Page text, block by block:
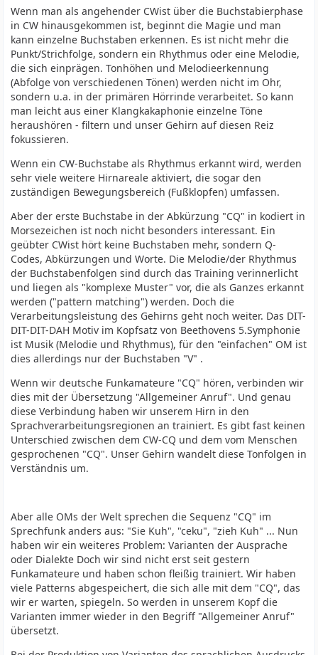
Wenn man als angehender CWist über die Buchstabierphase
in CW hinausgekommen ist, beginnt die Magie und man
kann einzelne Buchstaben erkennen. Es ist nicht mehr die
Punkt/Strichfolge, sondern ein Rhythmus oder eine Melodie,
die sich einprägen. Tonhöhen und Melodieerkennung
(Abfolge von verschiedenen Tönen) werden nicht im Ohr,
sondern u.a. in der primären Hörrinde verarbeitet. So kann
man leicht aus einer Klangkakaphonie einzelne Töne
heraushören - filtern und unser Gehirn auf diesen Reiz
fokussieren.
Wenn ein CW-Buchstabe als Rhythmus erkannt wird, werden
sehr viele weitere Hirnareale aktiviert, die sogar den
zuständigen Bewegungsbereich (Fußklopfen) umfassen.
Aber der erste Buchstabe in der Abkürzung "CQ" in kodiert in
Morsezeichen ist noch nicht besonders interessant. Ein
geübter CWist hört keine Buchstaben mehr, sondern Q-
Codes, Abkürzungen und Worte. Die Melodie/der Rhythmus
der Buchstabenfolgen sind durch das Training verinnerlicht
und liegen als "komplexe Muster" vor, die als Ganzes erkannt
werden ("pattern matching") werden. Doch die
Verarbeitungsleistung des Gehirns geht noch weiter. Das DIT-
DIT-DIT-DAH Motiv im Kopfsatz von Beethovens 5.Symphonie
ist Musik (Melodie und Rhythmus), für den "einfachen" OM ist
dies allerdings nur der Buchstaben "V" .
Wenn wir deutsche Funkamateure "CQ" hören, verbinden wir
dies mit der Übersetzung "Allgemeiner Anruf". Und genau
diese Verbindung haben wir unserem Hirn in den
Sprachverarbeitungsregionen an trainiert. Es gibt fast keinen
Unterschied zwischen dem CW-CQ und dem vom Menschen
gesprochenen "CQ". Unser Gehirn wandelt diese Tonfolgen in
Verständnis um.
Aber alle OMs der Welt sprechen die Sequenz "CQ" im
Sprechfunk anders aus: "Sie Kuh", "ceku", "zieh Kuh" ... Nun
haben wir ein weiteres Problem: Varianten der Ausprache
oder Dialekte Doch wir sind nicht erst seit gestern
Funkamateure und haben schon fleißig trainiert. Wir haben
viele Patterns abgespeichert, die sich alle mit dem "CQ", das
wir er warten, spiegeln. So werden in unserem Kopf die
Varianten immer wieder in den Begriff "Allgemeiner Anruf"
übersetzt.